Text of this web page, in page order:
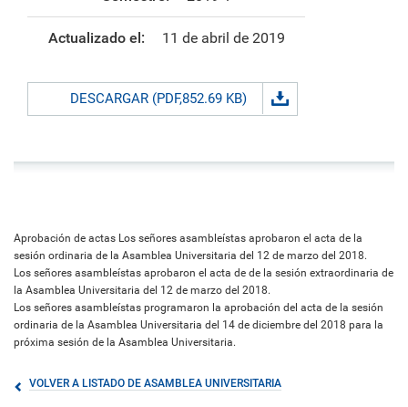
Actualizado el: 11 de abril de 2019
DESCARGAR (PDF,852.69 KB)
Aprobación de actas Los señores asambleístas aprobaron el acta de la
sesión ordinaria de la Asamblea Universitaria del 12 de marzo del 2018.
Los señores asambleístas aprobaron el acta de de la sesión extraordinaria de
la Asamblea Universitaria del 12 de marzo del 2018.
Los señores asambleístas programaron la aprobación del acta de la sesión
ordinaria de la Asamblea Universitaria del 14 de diciembre del 2018 para la
próxima sesión de la Asamblea Universitaria.
VOLVER A LISTADO DE ASAMBLEA UNIVERSITARIA